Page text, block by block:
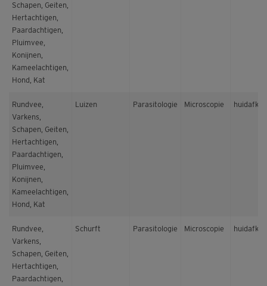
Schapen, Geiten,
Hertachtigen,
Paardachtigen,
Pluimvee,
Konijnen,
Kameelachtigen,
Hond, Kat
Rundvee,
Varkens,
Schapen, Geiten,
Hertachtigen,
Paardachtigen,
Pluimvee,
Konijnen,
Kameelachtigen,
Hond, Kat
Luizen Parasitologie Microscopie
Rundvee,
Varkens,
Schapen, Geiten,
Hertachtigen,
Paardachtigen,
Schurft Parasitologie Microscopie